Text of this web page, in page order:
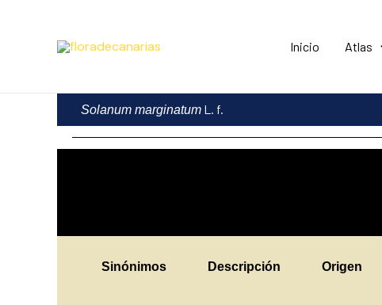
contenido
Inicio Atlas
Solanum marginatum L. f.
Sinónimos Descripción Origen